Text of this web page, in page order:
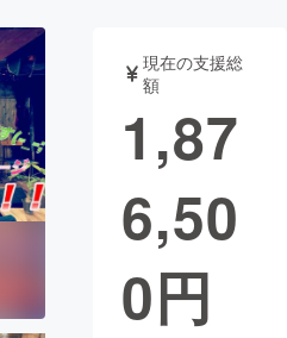
音楽
ェット ゲーム・サ
性化
現在の支援総
額
1,87
6,50
0円